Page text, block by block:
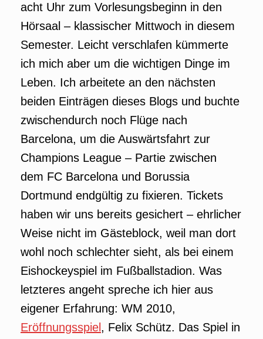
acht Uhr zum Vorlesungsbeginn in den
Hörsaal – klassischer Mittwoch in diesem
Semester. Leicht verschlafen kümmerte
ich mich aber um die wichtigen Dinge im
Leben. Ich arbeitete an den nächsten
beiden Einträgen dieses Blogs und buchte
zwischendurch noch Flüge nach
Barcelona, um die Auswärtsfahrt zur
Champions League – Partie zwischen
dem FC Barcelona und Borussia
Dortmund endgültig zu fixieren. Tickets
haben wir uns bereits gesichert – ehrlicher
Weise nicht im Gästeblock, weil man dort
wohl noch schlechter sieht, als bei einem
Eishockeyspiel im Fußballstadion. Was
letzteres angeht spreche ich hier aus
eigener Erfahrung: WM 2010,
Eröffnungsspiel , Felix Schütz. Das Spiel in